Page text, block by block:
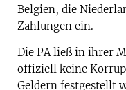
Belgien, die
Zahlungen ein.
Die PA ließ in ihrer
offiziell keine
Geldern festgestellt